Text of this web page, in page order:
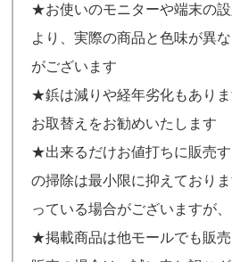
★お使いのモニターや端末の
より、実際の商品と色味が異
がございます
★鋲は減りや経年劣化もあり
お取替えをお勧めいたします
★出来るだけお値打ちに販売
の掃除は最小限に抑えており
っている場合がございますが、
★掲載商品は他モールでも販